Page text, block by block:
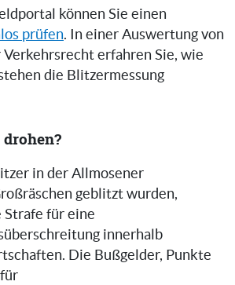
können Sie einen
prüfen. In einer Auswertung von
erfahren Sie, wie
die Blitzermessung
in der Allmosener
geblitzt wurden,
für eine
innerhalb
Die Bußgelder, Punkte